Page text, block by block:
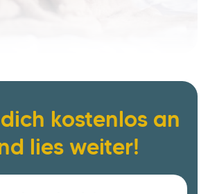
kostenlos an
lies weiter!